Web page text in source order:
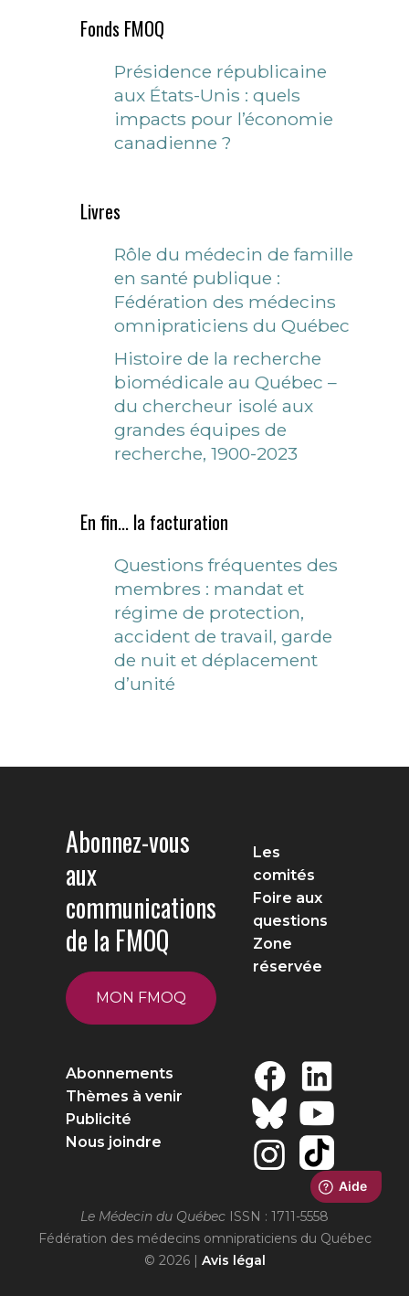
Fonds FMOQ
Présidence républicaine
aux États-Unis : quels
impacts pour l’économie
canadienne ?
Livres
Rôle du médecin de famille
en santé publique :
Fédération des médecins
omnipraticiens du Québec
Histoire de la recherche
biomédicale au Québec –
du chercheur isolé aux
grandes équipes de
recherche, 1900-2023
En fin... la facturation
Questions fréquentes des
membres : mandat et
régime de protection,
accident de travail, garde
de nuit et déplacement
d’unité
Abonnez-vous
aux
communications
de la FMOQ
MON FMOQ
Les
comités
Foire aux
questions
Zone
réservée
Abonnements
Thèmes à venir
Publicité
Nous joindre
Le Médecin du Québec ISSN : 1711-5558
Fédération des médecins omnipraticiens du Québec
© 2026 | Avis légal